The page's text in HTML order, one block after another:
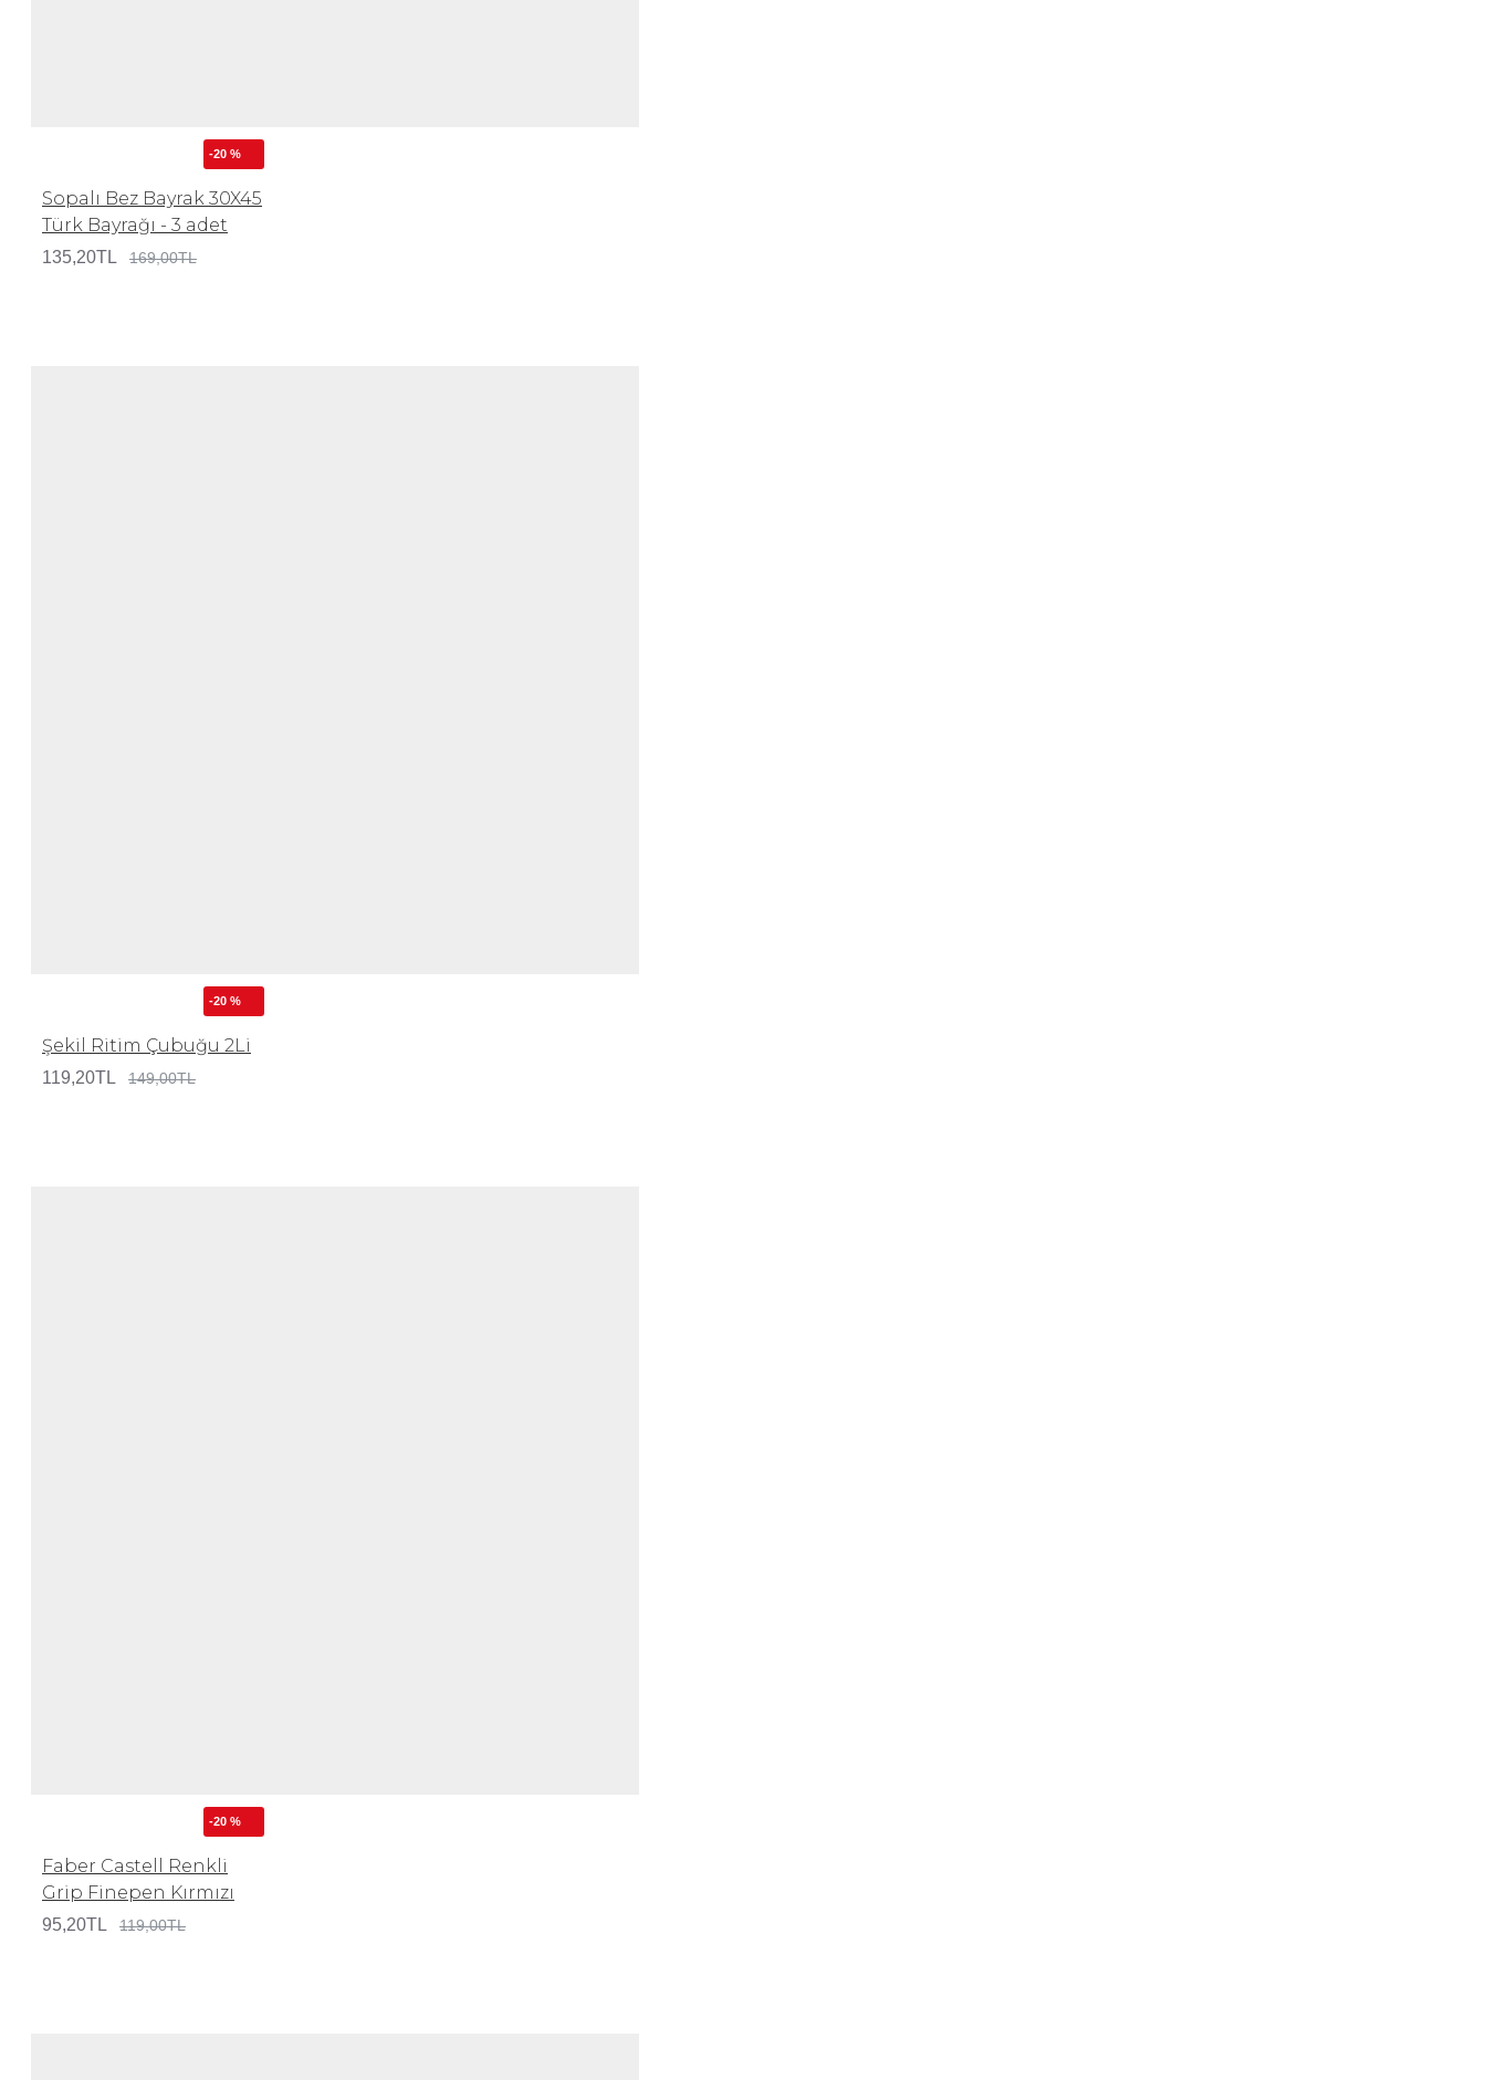
-20 %
Sopalı Bez Bayrak 30X45
Türk Bayrağı - 3 adet
135,20TL 169,00TL
-20 %
Şekil Ritim Çubuğu 2Li
119,20TL 149,00TL
-20 %
Faber Castell Renkli
Grip Finepen Kırmızı
95,20TL 119,00TL